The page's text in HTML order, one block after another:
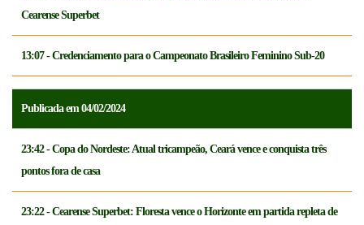
Cearense Superbet
13:07 - Credenciamento para o Campeonato Brasileiro Feminino Sub-20
Publicada em 04/02/2024
23:42 - Copa do Nordeste: Atual tricampeão, Ceará vence e conquista três
pontos fora de casa
23:22 - Cearense Superbet: Floresta vence o Horizonte em partida repleta de